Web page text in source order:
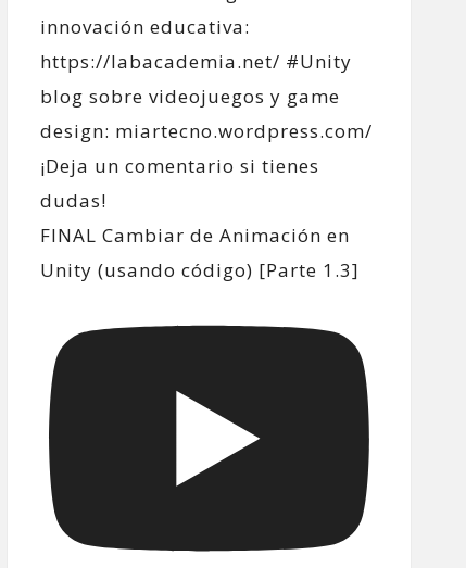
FINAL Cambiar de Animación en
Unity (usando código) [Parte 1.3]